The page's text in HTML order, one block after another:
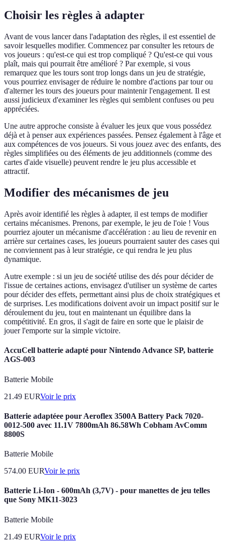
Choisir les règles à adapter
Avant de vous lancer dans l'adaptation des règles, il est essentiel de
savoir lesquelles modifier. Commencez par consulter les retours de
vos joueurs : qu'est-ce qui est trop compliqué ? Qu'est-ce qui vous
plaît, mais qui pourrait être amélioré ? Par exemple, si vous
remarquez que les tours sont trop longs dans un jeu de stratégie,
vous pourriez envisager de réduire le nombre d'actions par tour ou
d'alterner les tours des joueurs pour maintenir l'engagement. Il est
aussi judicieux d'examiner les règles qui semblent confuses ou peu
appréciées.
Une autre approche consiste à évaluer les jeux que vous possédez
déjà et à penser aux expériences passées. Pensez également à l'âge et
aux compétences de vos joueurs. Si vous jouez avec des enfants, des
règles simplifiées ou des éléments de jeu additionnels (comme des
cartes d'aide visuelle) peuvent rendre le jeu plus accessible et
attractif.
Modifier des mécanismes de jeu
Après avoir identifié les règles à adapter, il est temps de modifier
certains mécanismes. Prenons, par exemple, le jeu de l'oie ! Vous
pourriez ajouter un mécanisme d'accélération : au lieu de revenir en
arrière sur certaines cases, les joueurs pourraient sauter des cases qui
ne conviennent pas à leur stratégie, ce qui rendra le jeu plus
dynamique.
Autre exemple : si un jeu de société utilise des dés pour décider de
l'issue de certaines actions, envisagez d'utiliser un système de cartes
pour décider des effets, permettant ainsi plus de choix stratégiques et
de surprises. Les modifications doivent avoir un impact positif sur le
déroulement du jeu, tout en maintenant un équilibre dans la
compétitivité. En gros, il s'agit de faire en sorte que le plaisir de
jouer l'emporte sur la simple victoire.
AccuCell batterie adapté pour Nintendo Advance SP, batterie
AGS-003
Batterie Mobile
21.49 EURVoir le prix
Batterie adaptéee pour Aeroflex 3500A Battery Pack 7020-
0012-500 avec 11.1V 7800mAh 86.58Wh Cobham AvComm
8800S
Batterie Mobile
574.00 EURVoir le prix
Batterie Li-Ion - 600mAh (3,7V) - pour manettes de jeu telles
que Sony MK11-3023
Batterie Mobile
21.49 EURVoir le prix